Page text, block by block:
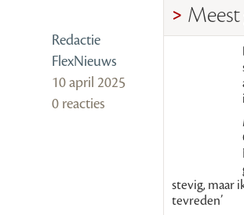
Redactie
FlexNieuws
10 april 2025
0 reacties
Meest
stevig, maar
tevreden’